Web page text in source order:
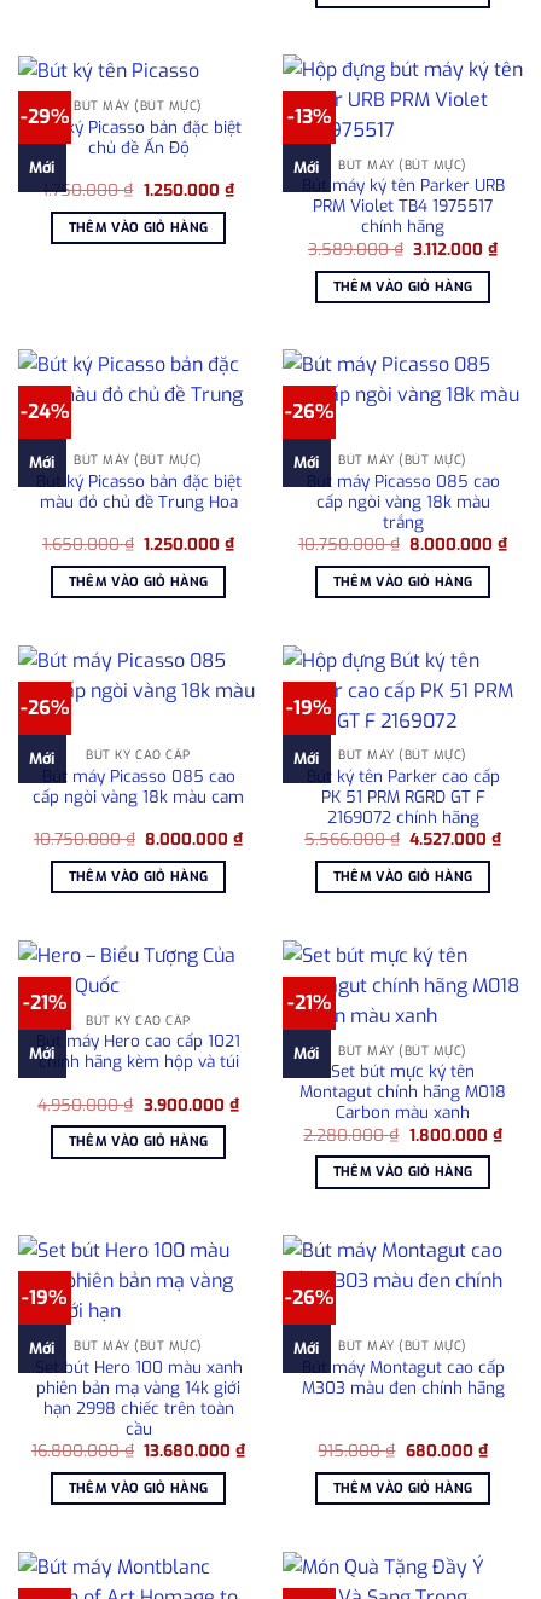
-29%
Mới
BÚT MÁY (BÚT MỰC)
Bút ký Picasso bản đặc biệt
chủ đề Ấn Độ
1.750.000₫ Giá
là:
1.750.000 ₫.
1.250.000 ₫Giá
hiện
1.250.000 ₫.
THÊM VÀO GIỎ HÀNG
-13%
Mới BÚT MÁY (BÚT MỰC)
Bút máy ký tên Parker URB
PRM Violet TB4 1975517
chính hãng
3.589.000₫ Giá
là:
3.589.000 ₫.
3.112.000₫Giá
hiện
THÊM VÀO GIỎ HÀNG
-24%
Mới BÚT MÁY (BÚT MỰC)
Bút ký Picasso bản đặc biệt
màu đỏ chủ đề Trung Hoa
1.650.000₫ Giá
là:
1.650.000 ₫.
1.250.000₫Giá
hiện
1.250.000 ₫.
THÊM VÀO GIỎ HÀNG
-26%
Mới BÚT MÁY (BÚT MỰC)
Bút máy Picasso 085 cao
cấp ngòi vàng 18k màu
trắng
10.750.000₫ Giá
là:
10.750.000 ₫.
8.000.000₫Giá
hiện
THÊM VÀO GIỎ HÀNG
-26%
Mới BÚT KÝ CAO CẤP
Bút máy Picasso 085 cao
cấp ngòi vàng 18k màu cam
10.750.000₫ Giá
là:
10.750.000 ₫.
8.000.000₫Giá
THÊM VÀO GIỎ HÀNG
-19%
Mới BÚT MÁY (BÚT MỰC)
Bút ký tên Parker cao cấp
PK 51 PRM RGRD GT F
2169072 chính hãng
5.566.000₫ Giá
là:
5.566.000 ₫.
4.527.000₫Giá
THÊM VÀO GIỎ HÀNG
-21%
Mới
BÚT KÝ CAO CẤP
Bút máy Hero cao cấp 1021
chính hãng kèm hộp và túi
4.950.000₫ Giá
là:
4.950.000 ₫.
3.900.000 ₫Giá
hiện
3.900.000 ₫.
THÊM VÀO GIỎ HÀNG
-21%
Mới BÚT MÁY (BÚT MỰC)
Set bút mực ký tên
Montagut chính hãng M018
Carbon màu xanh
2.280.000₫ Giá
là:
2.280.000 ₫.
1.800.000 ₫Giá
hiện
THÊM VÀO GIỎ HÀNG
-19%
Mới BÚT MÁY (BÚT MỰC)
Set bút Hero 100 màu xanh
phiên bản mạ vàng 14k giới
hạn 2998 chiếc trên toàn
cầu
16.800.000₫ Giá
là:
16.800.000 ₫.
13.680.000₫Giá
hiện
13.680.000 ₫.
THÊM VÀO GIỎ HÀNG
-26%
Mới BÚT MÁY (BÚT MỰC)
Bút máy Montagut cao cấp
M303 màu đen chính hãng
915.000₫ Giá
là:
915.000 ₫.
680.000 ₫Giá
hiện
tại
THÊM VÀO GIỎ HÀNG